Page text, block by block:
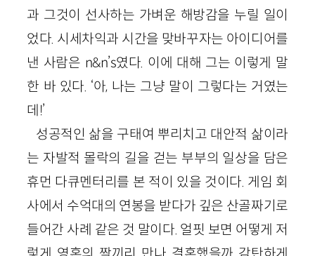
과 그것이 선사하는 가벼운 해방감을 누릴 일이
었다. 시세차익과 시간을 맞바꾸자는 아이디어를
낸 사람은 n&n’s였다. 이에 대해 그는 이렇게 말
한 바 있다. ‘아, 나는 그냥 말이 그렇다는 거였는
데!’
성공적인 삶을 구태여 뿌리치고 대안적 삶이라
는 자발적 몰락의 길을 걷는 부부의 일상을 담은
휴먼 다큐멘터리를 본 적이 있을 것이다. 게임 회
사에서 수억대의 연봉을 받다가 깊은 산골짜기로
들어간 사례 같은 것 말이다. 얼핏 보면 어떻게 저